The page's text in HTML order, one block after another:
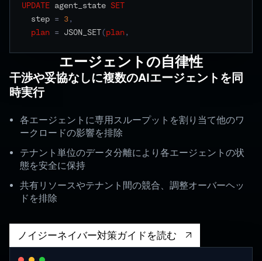
UPDATE agent_state SET
  step
= 3,
plan = JSON_SET(plan,
エージェントの自律性
干渉や妥協なしに複数のAIエージェントを同
時実行
各エージェントに専用スループットを割り当て他のワ
ークロードの影響を排除
テナント単位のデータ分離により各エージェントの状
態を安全に保持
共有リソースやテナント間の競合、調整オーバーヘッ
ドを排除
ノイジーネイバー対策ガイドを読む